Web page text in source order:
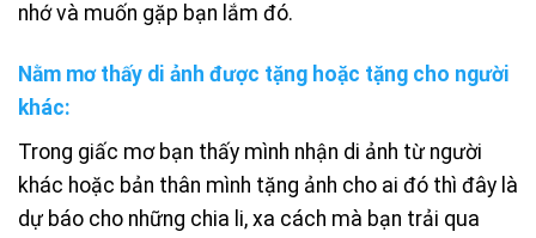
nhớ và muốn gặp bạn lắm đó.
Nằm mơ thấy di ảnh được tặng hoặc tặng cho người
khác:
Trong giấc mơ bạn thấy mình nhận di ảnh từ người
khác hoặc bản thân mình tặng ảnh cho ai đó thì đây là
dự báo cho những chia li, xa cách mà bạn trải qua